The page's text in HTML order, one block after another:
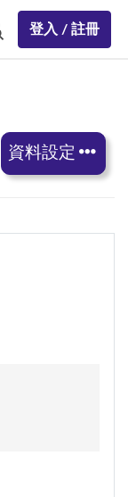
登入 / 註冊
資料設定